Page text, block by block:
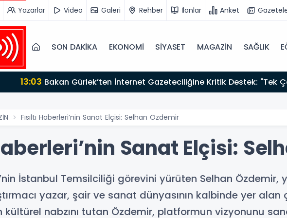
Yazarlar Video Galeri Rehber İlanlar Anket
SON DAKİKA EKONOMİ SİYASET MAGAZİN SAĞLIK
13:03
Düzenlemeye Hazırız"
Fısıltı Haberleri’nin Sanat Elçisi: Selhan Özdemir
Sanat Elçisi:
İstanbul Temsilciliği görevini yürüten Selhan
yazar, şair ve sanat dünyasının kalbinde yer
nabzını tutan Özdemir, platformun vizyonunu